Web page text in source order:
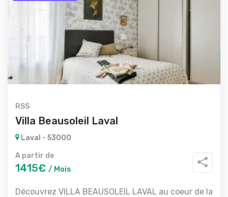
RSS
Villa Beausoleil Laval
Laval - 53000
A partir de
1415€ / Mois
Découvrez VILLA BEAUSOLEIL LAVAL au coeur de la